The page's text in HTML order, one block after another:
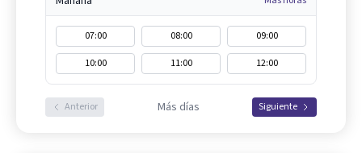
07:00 08:00
09:00
10:00
11:00 12:00
Anterior Más días Siguiente